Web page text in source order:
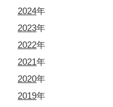
2024年
2023年
2022年
2021年
2020年
2019年